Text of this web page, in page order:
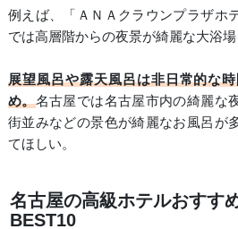
例えば、「ＡＮＡクラウンプラザホ
では高層階からの夜景が綺麗な大浴場
展望風呂や露天風呂は非日常的な
め。名古屋では名古屋市内の綺麗な
街並みなどの景色が綺麗なお風呂が
てほしい。
名古屋の高級ホテルおすす
BEST10